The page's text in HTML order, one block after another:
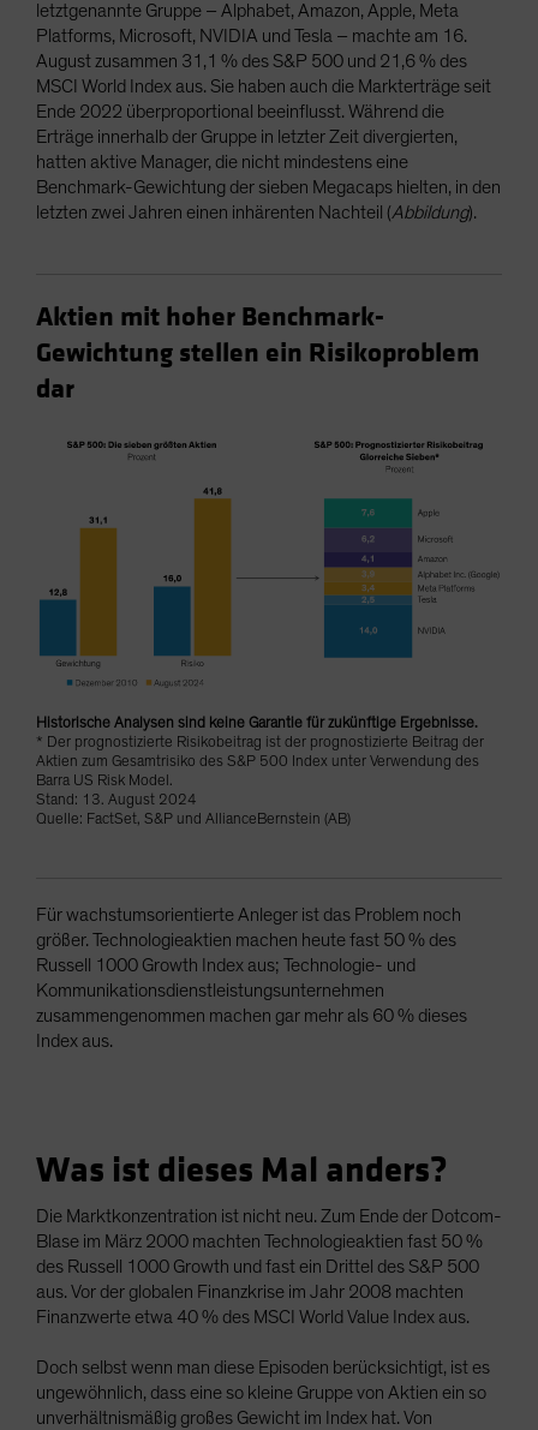
letztgenannte Gruppe – Alphabet, Amazon, Apple, Meta
Platforms, Microsoft, NVIDIA und Tesla – machte am 16.
August zusammen 31,1 % des S&P 500 und 21,6 % des
MSCI World Index aus. Sie haben auch die Markterträge seit
Ende 2022 überproportional beeinflusst. Während die
Erträge innerhalb der Gruppe in letzter Zeit divergierten,
hatten aktive Manager, die nicht mindestens eine
Benchmark-Gewichtung der sieben Megacaps hielten, in den
letzten zwei Jahren einen inhärenten Nachteil (Abbildung).
Aktien mit hoher Benchmark-
Gewichtung stellen ein Risikoproblem
dar
Historische Analysen sind keine Garantie für zukünftige Ergebnisse.
* Der prognostizierte Risikobeitrag ist der prognostizierte Beitrag der
Aktien zum Gesamtrisiko des S&P 500 Index unter Verwendung des
Barra US Risk Model.
Stand: 13. August 2024
Quelle: FactSet, S&P und AllianceBernstein (AB)
Für wachstumsorientierte Anleger ist das Problem noch
größer. Technologieaktien machen heute fast 50 % des
Russell 1000 Growth Index aus; Technologie- und
Kommunikationsdienstleistungsunternehmen
zusammengenommen machen gar mehr als 60 % dieses
Index aus.
Was ist dieses Mal anders?
Die Marktkonzentration ist nicht neu. Zum Ende der Dotcom-
Blase im März 2000 machten Technologieaktien fast 50 %
des Russell 1000 Growth und fast ein Drittel des S&P 500
aus. Vor der globalen Finanzkrise im Jahr 2008 machten
Finanzwerte etwa 40 % des MSCI World Value Index aus.
Doch selbst wenn man diese Episoden berücksichtigt, ist es
ungewöhnlich, dass eine so kleine Gruppe von Aktien ein so
unverhältnismäßig großes Gewicht im Index hat. Von